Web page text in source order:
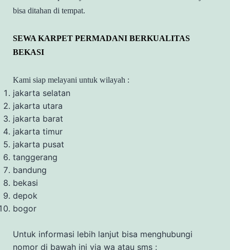
bisa ditahan di tempat.
SEWA KARPET PERMADANI BERKUALITAS
BEKASI
Kami siap melayani untuk wilayah :
jakarta selatan
jakarta utara
jakarta barat
jakarta timur
jakarta pusat
tanggerang
bandung
bekasi
depok
bogor
Untuk informasi lebih lanjut bisa menghubungi
nomor di bawah ini via wa atau sms :